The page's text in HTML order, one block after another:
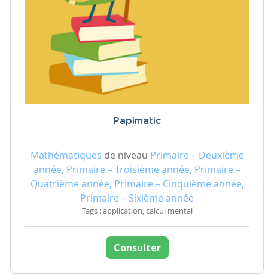
Papimatic
Mathématiques de niveau Primaire – Deuxième
année, Primaire – Troisième année, Primaire –
Quatrième année, Primaire – Cinquième année,
Primaire – Sixième année
Tags : application, calcul mental
Consulter